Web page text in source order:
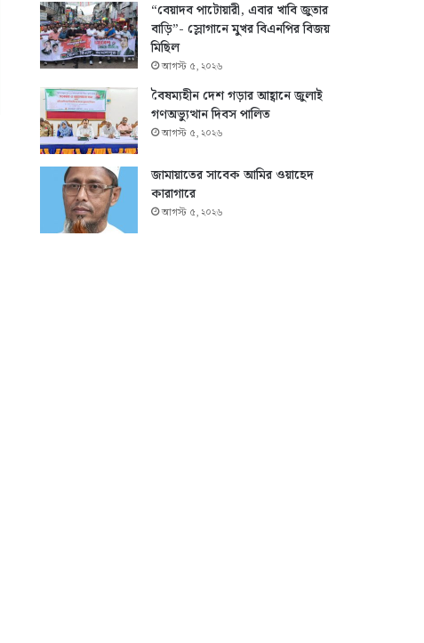
“বেয়াদব পাটোয়ারী, এবার খাবি জুতার
বাড়ি”- স্লোগানে মুখর বিএনপির বিজয়
মিছিল
আগস্ট ৫, ২০২৬
বৈষম্যহীন দেশ গড়ার আহ্বানে জুলাই
গণঅভ্যুত্থান দিবস পালিত
আগস্ট ৫, ২০২৬
জামায়াতের সাবেক আমির ওয়াহেদ
কারাগারে
আগস্ট ৫, ২০২৬